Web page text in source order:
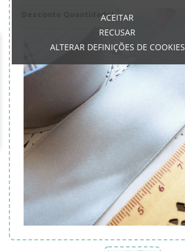
ACEITAR
RECUSAR
ALTERAR DEFINIÇÕES DE COOKIES
Desconto Quantidade!